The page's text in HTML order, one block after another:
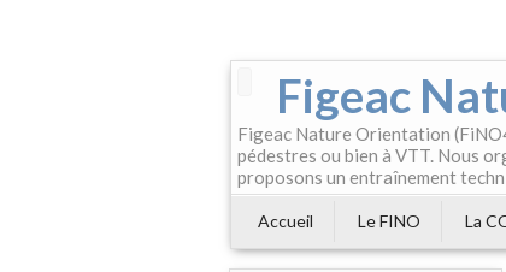
Figeac
Figeac Nature Orientation
pédestres ou bien à VTT. Nous
proposons un entraînement
Accueil Le FINO La